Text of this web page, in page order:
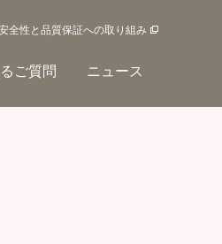
全性と品質保証への取り組み
ご質問 ニュース